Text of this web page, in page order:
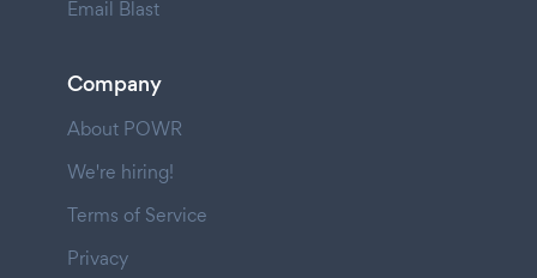
Email Blast
Company
About POWR
We're hiring!
Terms of Service
Privacy